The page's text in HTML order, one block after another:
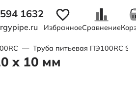
1632
ИзбранноеСравнение
— Труба питьевая ПЭ100RC
х 10 мм